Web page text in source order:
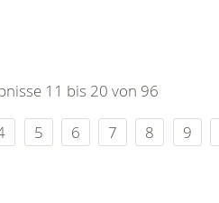
11 bis 20 von 96
5 6 7 8 9